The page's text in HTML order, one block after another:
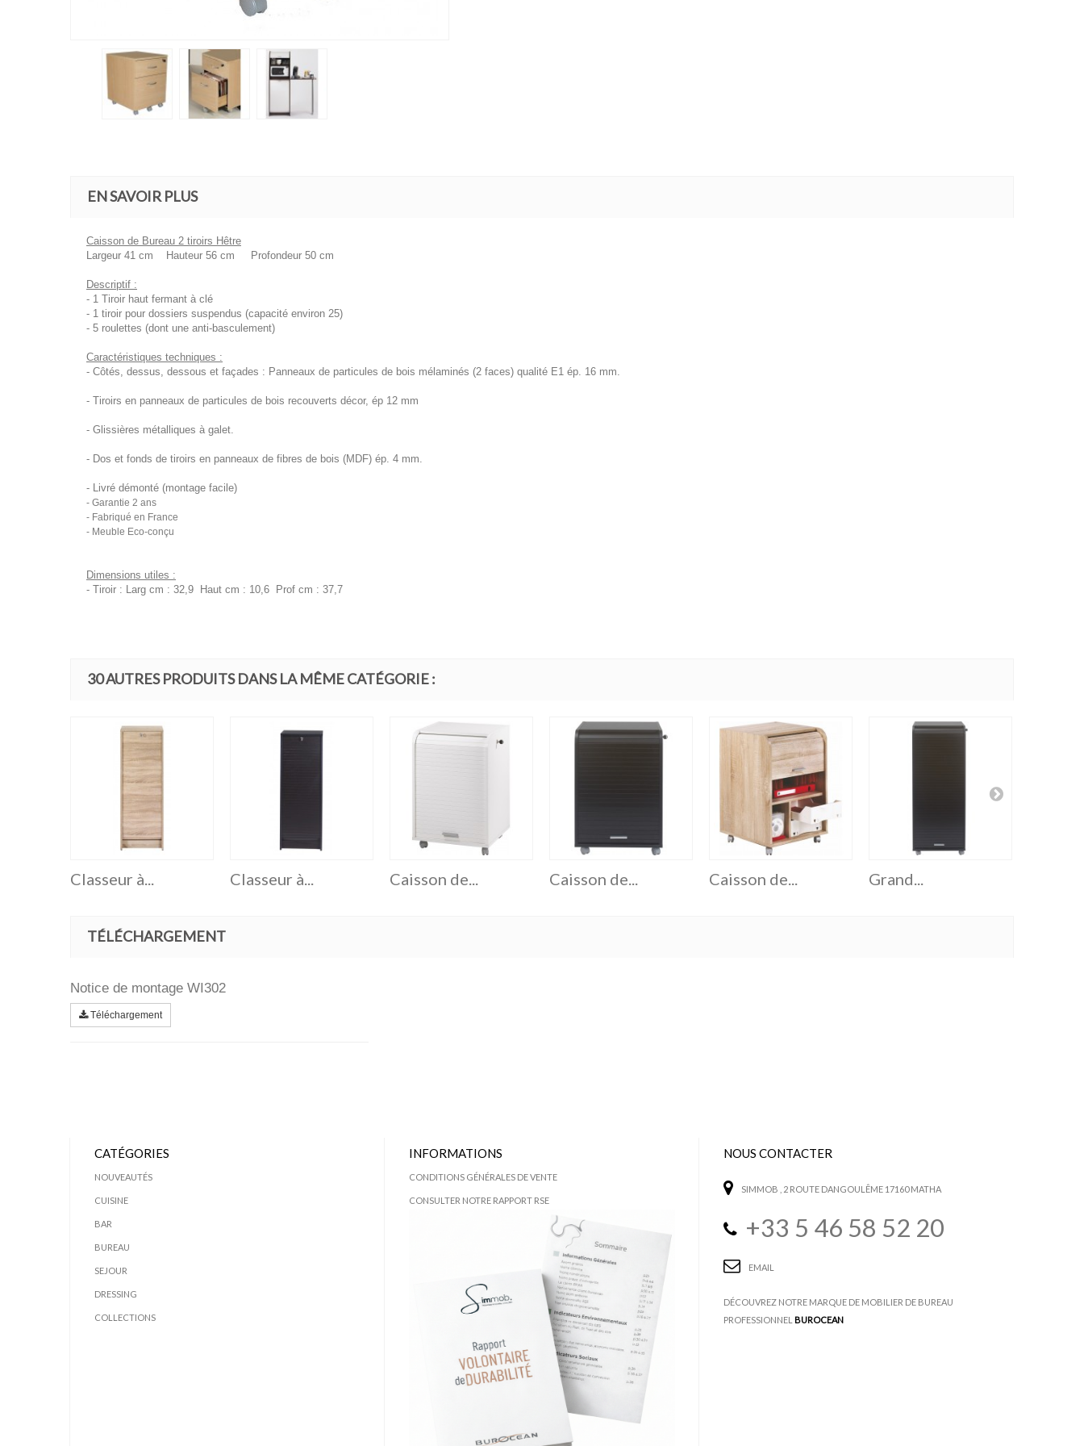
EN SAVOIR PLUS
Caisson de Bureau 2 tiroirs Hêtre
Largeur 41 cm Hauteur 56 cm Profondeur 50 cm
Descriptif :
- 1 Tiroir haut fermant à clé
- 1 tiroir pour dossiers suspendus (capacité environ 25)
- 5 roulettes (dont une anti-basculement)
Caractéristiques techniques :
- Côtés, dessus, dessous et façades : Panneaux de particules de bois mélaminés (2 faces) qualité E1 ép. 16 mm.
- Tiroirs en panneaux de particules de bois recouverts décor, ép 12 mm
- Glissières métalliques à galet.
- Dos et fonds de tiroirs en panneaux de fibres de bois (MDF) ép. 4 mm.
- Livré démonté (montage facile)
- Garantie 2 ans
- Fabriqué en France
- Meuble Eco-conçu
Dimensions utiles :
- Tiroir : Larg cm : 32,9 Haut cm : 10,6 Prof cm : 37,7
30 AUTRES PRODUITS DANS LA MÊME CATÉGORIE :
Classeur à... Classeur à... Caisson de... Caisson de... Caisson de... Grand...
TÉLÉCHARGEMENT
Notice de montage WI302
Téléchargement
CATÉGORIES
NOUVEAUTÉS
CUISINE
BAR
BUREAU
SEJOUR
DRESSING
COLLECTIONS
INFORMATIONS
CONDITIONS GÉNÉRALES DE VENTE
CONSULTER NOTRE RAPPORT RSE
NOUS CONTACTER
SIMMOB , 2 ROUTE DANGOULÊME 17160 MATHA
+33 5 46 58 52 20
EMAIL
DÉCOUVREZ NOTRE MARQUE DE MOBILIER DE BUREAU
PROFESSIONNEL BUROCEAN